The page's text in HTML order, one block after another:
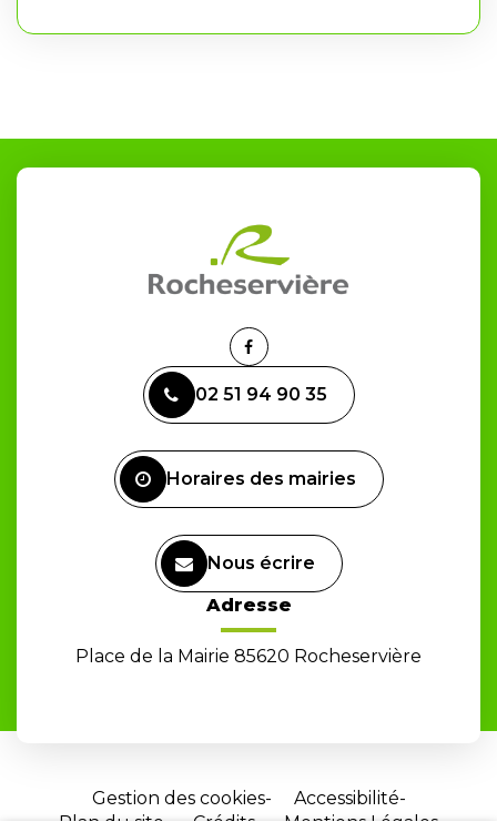
Lien
le
compte
02 51 94 90 35
Horaires des mairies
Nous écrire
Adresse
Place de la Mairie 85620 Rocheservière
Gestion des cookies
Accessibilité
Plan du site
Crédits Mentions Légales